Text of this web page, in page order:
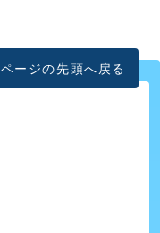
ページの先頭へ戻る